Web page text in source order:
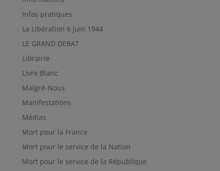
Infos pratiques
La Libération 6 juin 1944
LE GRAND DEBAT
Librairie
Livre Blanc
Malgré-Nous
Manifestations
Médias
Mort pour la France
Mort pour le service de la Nation
Mort pour le service de la République